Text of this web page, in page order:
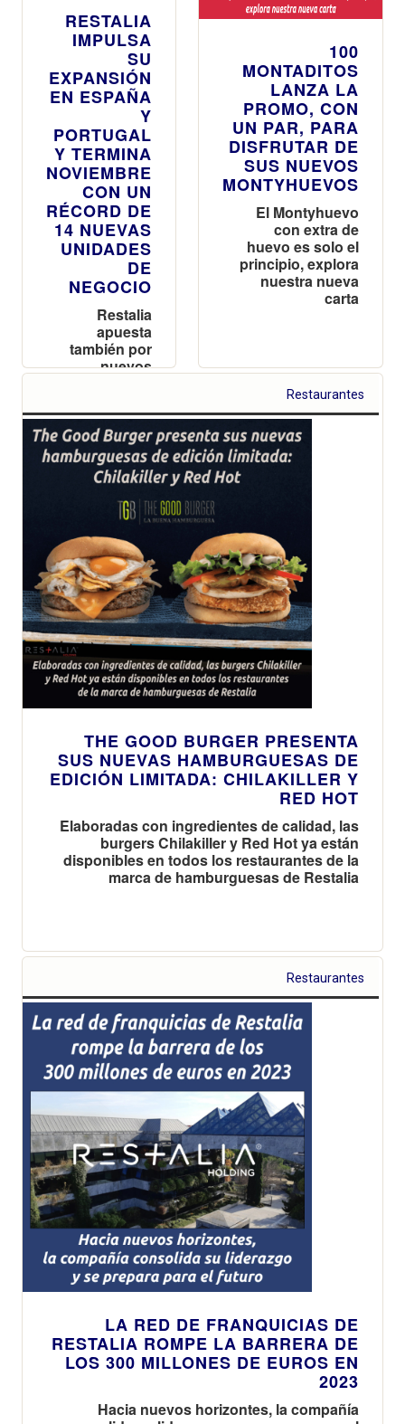
RESTALIA
IMPULSA
SU
EXPANSIÓN
EN ESPAÑA
Y
PORTUGAL
Y TERMINA
NOVIEMBRE
CON UN
RÉCORD DE
14 NUEVAS
UNIDADES
DE
NEGOCIO
Restalia
apuesta
también por
nuevos
que permiten
llegar a
nuevos
entornos y
seguir las
tendencias
del mercado
100
MONTADITOS
LANZA LA
PROMO, CON
UN PAR, PARA
DISFRUTAR DE
SUS NUEVOS
MONTYHUEVOS
El Montyhuevo
con extra de
huevo es solo el
principio, explora
nuestra nueva
carta
Restaurantes
THE GOOD BURGER PRESENTA
SUS NUEVAS HAMBURGUESAS DE
EDICIÓN LIMITADA: CHILAKILLER Y
RED HOT
Elaboradas con ingredientes de calidad, las
burgers Chilakiller y Red Hot ya están
disponibles en todos los restaurantes de la
marca de hamburguesas de Restalia
Restaurantes
LA RED DE FRANQUICIAS DE
RESTALIA ROMPE LA BARRERA DE
LOS 300 MILLONES DE EUROS EN
2023
Hacia nuevos horizontes, la compañía